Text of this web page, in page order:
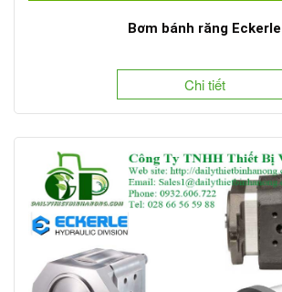
Bơm bánh răng Eckerle
Chi tiết